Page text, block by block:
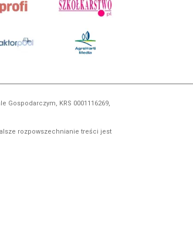
Gospodarczym, KRS 0001116269,
rozpowszechnianie treści jest